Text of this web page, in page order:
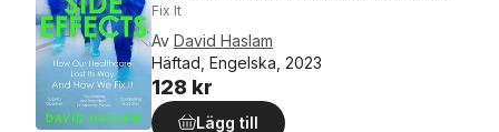
Fix It
Av David Haslam
Häftad, Engelska, 2023
128 kr
Lägg till